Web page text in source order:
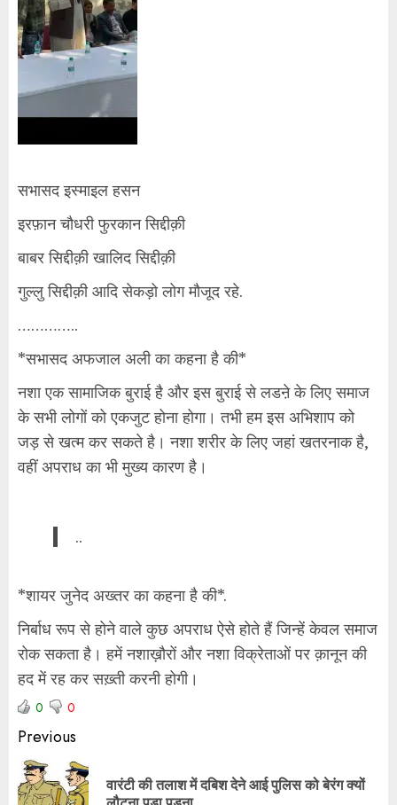
सभासद इस्माइल हसन
इरफ़ान चौधरी फुरकान सिद्दीक़ी
बाबर सिद्दीक़ी खालिद सिद्दीक़ी
गुल्लु सिद्दीक़ी आदि सेकड़ो लोग मौजूद रहे.
…………..
*सभासद अफजाल अली का कहना है की*
नशा एक सामाजिक बुराई है और इस बुराई से लडऩे के लिए समाज
के सभी लोगों को एकजुट होना होगा। तभी हम इस अभिशाप को
जड़ से खत्म कर सकते है। नशा शरीर के लिए जहां खतरनाक है,
वहीं अपराध का भी मुख्य कारण है।
..
*शायर जुनेद अख्तर का कहना है की*.
निर्बाध रूप से होने वाले कुछ अपराध ऐसे होते हैं जिन्हें केवल समाज
रोक सकता है। हमें नशाख़ौरों और नशा विक्रेताओं पर क़ानून की
हद में रह कर सख़्ती करनी होगी।
0 0
Previous
वारंटी की तलाश में दबिश देने आई पुलिस को बेरंग क्यों